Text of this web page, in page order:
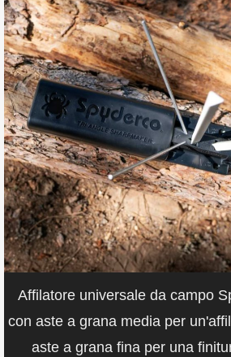
Affilatore universale da campo
con aste a grana media per
aste a grana fina per una